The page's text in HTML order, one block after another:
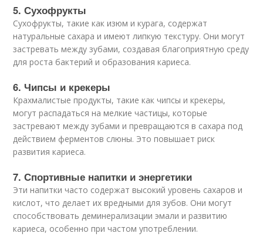
5. Сухофрукты
Сухофрукты, такие как изюм и курага, содержат
натуральные сахара и имеют липкую текстуру. Они могут
застревать между зубами, создавая благоприятную среду
для роста бактерий и образования кариеса.
6. Чипсы и крекеры
Крахмалистые продукты, такие как чипсы и крекеры,
могут распадаться на мелкие частицы, которые
застревают между зубами и превращаются в сахара под
действием ферментов слюны. Это повышает риск
развития кариеса.
7. Спортивные напитки и энергетики
Эти напитки часто содержат высокий уровень сахаров и
кислот, что делает их вредными для зубов. Они могут
способствовать деминерализации эмали и развитию
кариеса, особенно при частом употреблении.